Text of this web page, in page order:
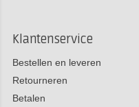
Klantenservice
Bestellen en leveren
Retourneren
Betalen